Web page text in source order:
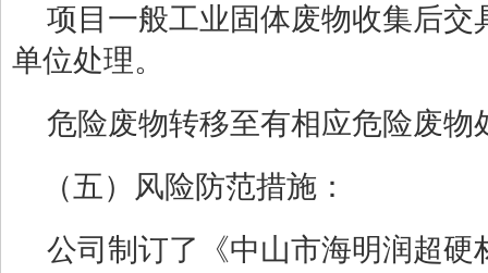
项目一般工业固体废物收集后交
单位处理。
危险废物转移至有相应危险废物
（五）
风险防范措施：
公司制订了《中山市海明润超硬